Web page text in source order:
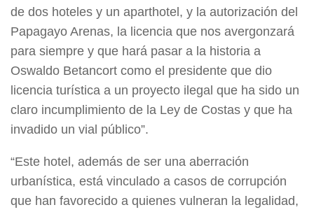
de dos hoteles y un aparthotel, y la autorización del
Papagayo Arenas, la licencia que nos avergonzará
para siempre y que hará pasar a la historia a
Oswaldo Betancort como el presidente que dio
licencia turística a un proyecto ilegal que ha sido un
claro incumplimiento de la Ley de Costas y que ha
invadido un vial público”.
“Este hotel, además de ser una aberración
urbanística, está vinculado a casos de corrupción
que han favorecido a quienes vulneran la legalidad,